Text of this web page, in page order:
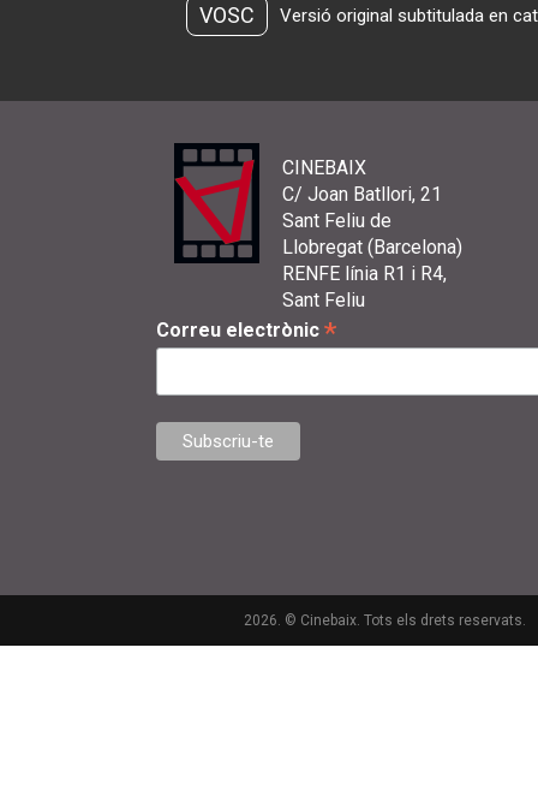
VOSC Versió original subtitulada en
CINEBAIX
C/ Joan Batllori, 21
Sant Feliu de
Llobregat (Barcelona)
RENFE línia R1 i R4,
Sant Feliu
Correu electrònic *
2026. © Cinebaix. Tots els drets reservats.